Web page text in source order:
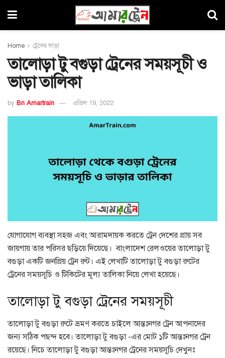
Home ট্রেনের ভাড়া
তালোড়া টু বগুড়া ট্রেনের সময়সূচী ও
ভাড়া তালিকা
by Bn Amartrain এপ্রিল 19, 2022
যোগাযোগ ব্যবস্থা সহজ এবং আরামদায়ক করতে ট্রেন দেশের প্রায় সব
জায়গায় তার পরিসর ছড়িয়ে দিয়েছে। বাংলাদেশ রেলওয়ের তালোড়া টু
বগুড়া একটি জনপ্রিয় ট্রেন রুট। এই লেখাটি তালোড়া টু বগুড়া রুটের
ট্রেনের সময়সূচি ও টিকিটের মূল্য তালিকা নিয়ে লেখা হয়েছে।
তালোড়া টু বগুড়া ট্রেনের সময়সূচী
তালোড়া টু বগুড়া রুটে ভ্রমণ করতে চাইলে আন্তঃনগর ট্রেন আপনাদের
জন্য সঠিক পছন্দ হবে। তালোড়া টু বগুড়া -এর মোট ১টি আন্তঃনগর ট্রেন
রয়েছে। নিচে তালোড়া টু বগুড়া আন্তঃনগর ট্রেনের সময়সূচি দেখুনঃ